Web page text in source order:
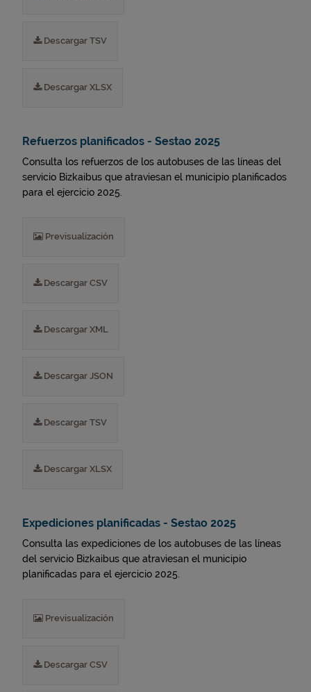
Descargar TSV
Descargar XLSX
Refuerzos planificados - Sestao 2025
Consulta los refuerzos de los autobuses de las líneas del
servicio Bizkaibus que atraviesan el municipio planificados
para el ejercicio 2025.
Previsualización
Descargar CSV
Descargar XML
Descargar JSON
Descargar TSV
Descargar XLSX
Expediciones planificadas - Sestao 2025
Consulta las expediciones de los autobuses de las líneas
del servicio Bizkaibus que atraviesan el municipio
planificadas para el ejercicio 2025.
Previsualización
Descargar CSV